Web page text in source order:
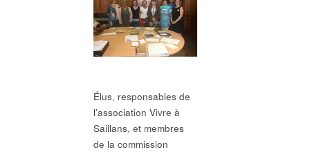
Élus, responsables de
l’association Vivre à
Saillans, et membres
de la commission